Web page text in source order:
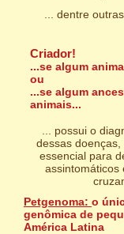
... dentre
Criador!
...se algum
ou
...se algum
animais...
... possui o
dessas doenças,
essencial para
assintomáticos
Petgenoma: o
genômica de
América Latina